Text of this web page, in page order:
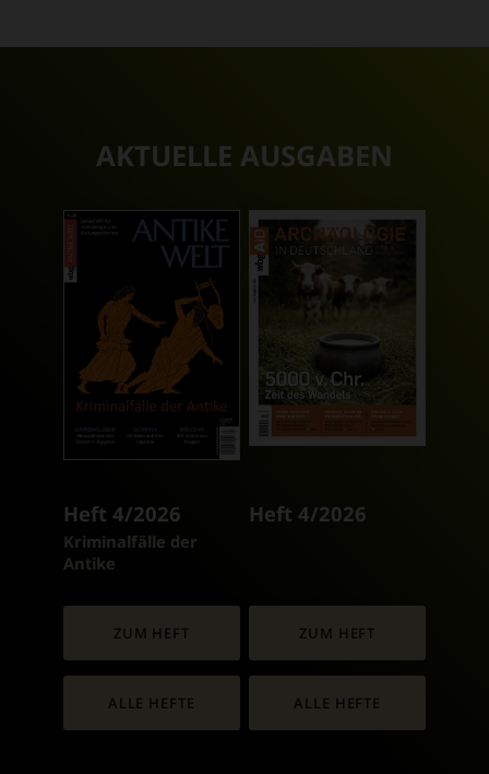
AKTUELLE AUSGABEN
Heft 4/2026
:
Kriminalfälle der
Antike
ZUM HEFT
ALLE HEFTE
Heft 4/2026
ZUM HEFT
ALLE HEFTE